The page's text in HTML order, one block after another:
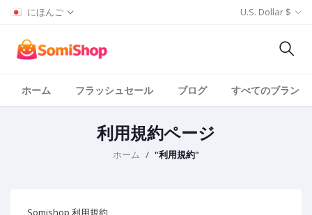
にほんご U.S. Dollar $
ホーム フラッシュセール ブログ すべてのブランド
利用規約ページ
ホーム "利用規約"
Somishop 利用規約